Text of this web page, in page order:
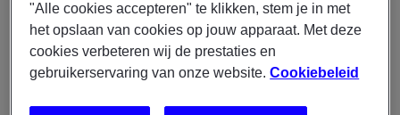
Samenwerken met externe data engineers;
Borgen van datakwaliteit, juistheid en
volledigheid van rapportages;
binnen diverse systemen.
"Alle cookies accepteren" te klikken, stem je in met
het opslaan van cookies op jouw apparaat. Met deze
cookies verbeteren wij de prestaties en
gebruikerservaring van onze website.Cookiebeleid